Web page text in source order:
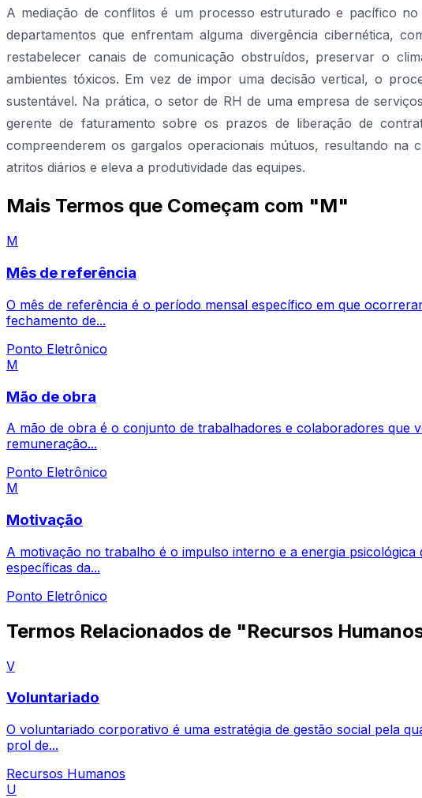
A mediação de conflitos é um processo estruturado e pacífico
departamentos que enfrentam alguma divergência cibernética,
restabelecer canais de comunicação obstruídos, preservar o
ambientes tóxicos. Em vez de impor uma decisão vertical, o
sustentável. Na prática, o setor de RH de uma empresa de
gerente de faturamento sobre os prazos de liberação de
compreenderem os gargalos operacionais mútuos, resultando
atritos diários e eleva a produtividade das equipes.
Mais Termos que Começam com "M"
M
Mês de referência
O mês de referência é o período mensal específico em que
fechamento de...
Ponto Eletrônico
M
Mão de obra
A mão de obra é o conjunto de trabalhadores e colaboradores que
remuneração...
Ponto Eletrônico
M
Motivação
A motivação no trabalho é o impulso interno e a energia
específicas da...
Ponto Eletrônico
Termos Relacionados de "Recursos
V
Voluntariado
O voluntariado corporativo é uma estratégia de gestão social pela
prol de...
Recursos Humanos
U